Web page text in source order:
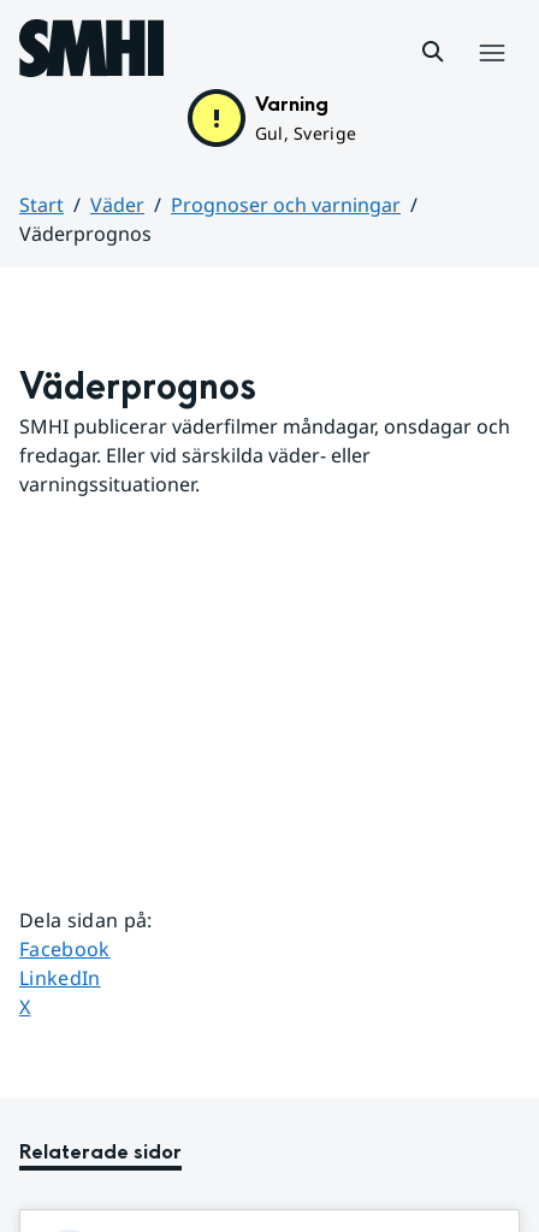
Hoppa till sidans innehåll
Varning
Gul, Sverige
Start Väder
Prognoser och varningar
Väderprognos
Väderprognos
SMHI publicerar väderfilmer måndagar, onsdagar och
fredagar. Eller vid särskilda väder- eller
varningssituationer.
Dela sidan på:
Dela sidan på
Facebook
Dela sidan på
LinkedIn
Dela sidan på
X
Relaterade sidor